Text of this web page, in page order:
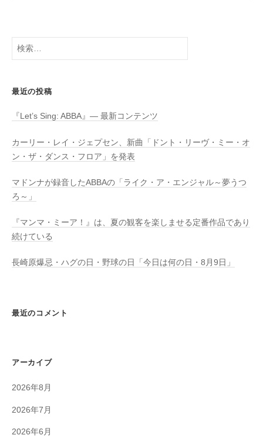
検
索:
最近の投稿
『Let’s Sing: ABBA』― 最新コンテンツ
カーリー・レイ・ジェプセン、新曲「ドント・リーヴ・ミー・オ
ン・ザ・ダンス・フロア」を発表
マドンナが録音したABBAの「ライク・ア・エンジャル～夢うつ
ろ～」
『マンマ・ミーア！』は、夏の観客を楽しませる定番作品であり
続けている
長崎原爆忌・ハグの日・野球の日「今日は何の日・8月9日」
最近のコメント
アーカイブ
2026年8月
2026年7月
2026年6月